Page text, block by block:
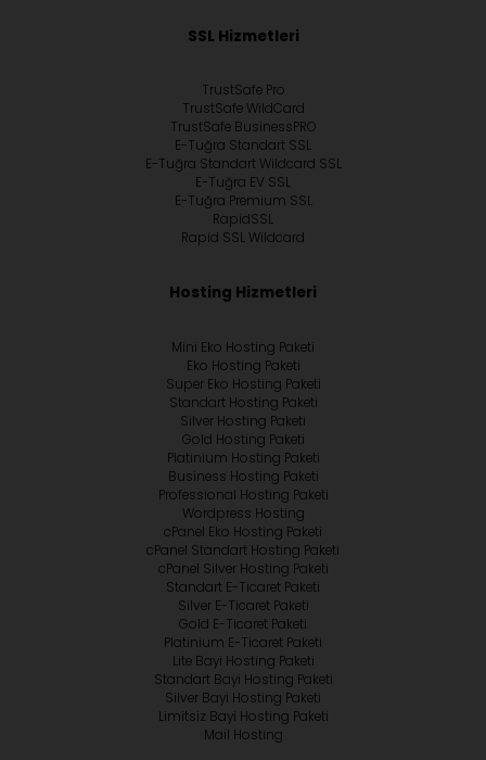
SSL Hizmetleri
TrustSafe Pro
TrustSafe WildCard
TrustSafe BusinessPRO
E-Tuğra Standart SSL
E-Tuğra Standart Wildcard SSL
E-Tuğra EV SSL
E-Tuğra Premium SSL
RapidSSL
Rapid SSL Wildcard
Hosting Hizmetleri
Mini Eko Hosting Paketi
Eko Hosting Paketi
Super Eko Hosting Paketi
Standart Hosting Paketi
Silver Hosting Paketi
Gold Hosting Paketi
Platinium Hosting Paketi
Business Hosting Paketi
Professional Hosting Paketi
Wordpress Hosting
cPanel Eko Hosting Paketi
cPanel Standart Hosting Paketi
cPanel Silver Hosting Paketi
Standart E-Ticaret Paketi
Silver E-Ticaret Paketi
Gold E-Ticaret Paketi
Platinium E-Ticaret Paketi
Lite Bayi Hosting Paketi
Standart Bayi Hosting Paketi
Silver Bayi Hosting Paketi
Limitsiz Bayi Hosting Paketi
Mail Hosting